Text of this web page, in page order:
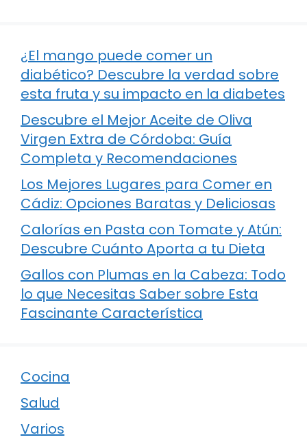
¿El mango puede comer un
diabético? Descubre la verdad sobre
esta fruta y su impacto en la diabetes
Descubre el Mejor Aceite de Oliva
Virgen Extra de Córdoba: Guía
Completa y Recomendaciones
Los Mejores Lugares para Comer en
Cádiz: Opciones Baratas y Deliciosas
Calorías en Pasta con Tomate y Atún:
Descubre Cuánto Aporta a tu Dieta
Gallos con Plumas en la Cabeza: Todo
lo que Necesitas Saber sobre Esta
Fascinante Característica
Cocina
Salud
Varios